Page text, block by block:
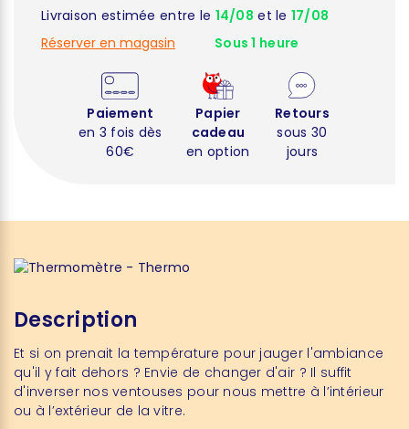
Livraison estimée entre le 14/08 et le 17/08
Réserver en magasin
Sous 1 heure
Paiement
en 3 fois dès
60€
Papier
cadeau
en option
Retours
sous 30
jours
Description
Et si on prenait la température pour jauger l'ambiance
qu'il y fait dehors ? Envie de changer d'air ? Il suffit
d'inverser nos ventouses pour nous mettre à l’intérieur
ou à l’extérieur de la vitre.